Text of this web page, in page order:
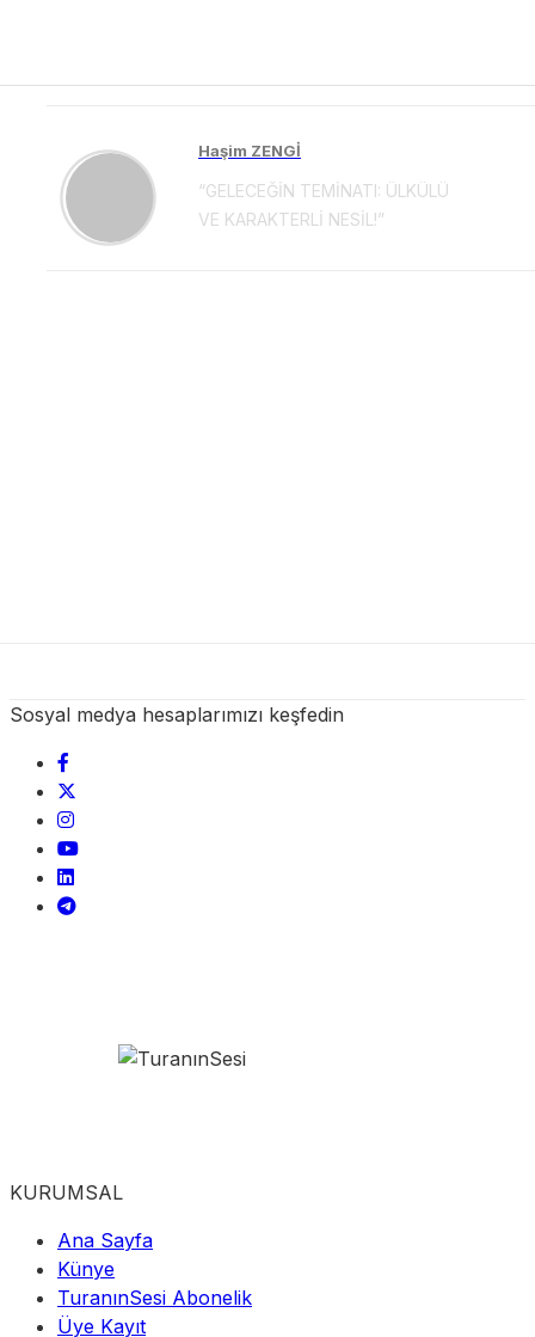
Haşim ZENGİ
“GELECEĞİN TEMİNATI: ÜLKÜLÜ
VE KARAKTERLİ NESİL!”
Sosyal medya hesaplarımızı keşfedin
KURUMSAL
Ana Sayfa
Künye
TuranınSesi Abonelik
Üye Kayıt